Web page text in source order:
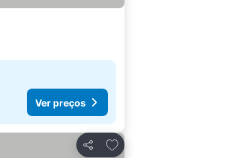
Ver preços
Partilhar
Adicionar aos favoritos